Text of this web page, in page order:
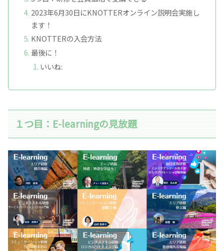
2023年6月30日にKNOTTERオンライン説明会実施し
ます！
KNOTTERの入会方法
最後に！
いいね:
１つ目：E-learningの見放題